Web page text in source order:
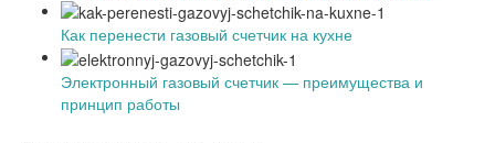
Как перенести газовый счетчик на кухне
Электронный газовый счетчик — преимущества и
принцип работы